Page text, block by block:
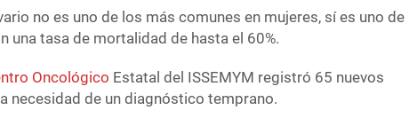
no es uno de los más comunes en mujeres, sí es uno de
una tasa de mortalidad de hasta el 60%.
Oncológico Estatal del ISSEMYM registró 65 nuevos
necesidad de un diagnóstico temprano.